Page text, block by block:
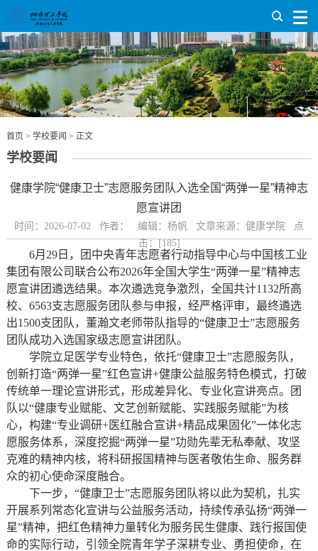
首页 >学校要闻 > 正文
学校要闻
​健康学院“健康卫士”志愿服务团队入选全国“两弹一星”精神志
愿宣讲团
时间：2026-07-02 作者： 编辑：杨帆 文章来源：健康学院 点
击：[185]
6月29日，团中央青年志愿者行动指导中心与中国核工业
集团有限公司联合公布2026年全国大学生“两弹一星”精神志
愿宣讲团遴选结果。本次遴选竞争激烈，全国共计1132所高
校、6563支志愿服务团队参与申报，经严格评审，最终遴选
出1500支团队，董瀚文老师带队指导的“健康卫士”志愿服务
团队成功入选国家级志愿宣讲团队。
学院立足医学专业特色，依托“健康卫士”志愿服务队，
创新打造“两弹一星”红色宣讲+健康公益服务特色模式，打破
传统单一理论宣讲形式，形成差异化、专业化宣讲亮点。团
队以“健康专业赋能、文艺创新赋能、实践服务赋能”为核
心，构建“专业调研+医红融合宣讲+精品成果固化”一体化志
愿服务体系，深度挖掘“两弹一星”功勋先辈无私奉献、攻坚
克难的精神内核，将科研报国精神与医者敬佑生命、服务群
众的初心使命深度融合。
下一步，“健康卫士”志愿服务团队将以此为契机，扎实
开展系列常态化宣讲与公益服务活动，持续传承弘扬“两弹一
星”精神，把红色精神力量转化为服务民生健康、践行报国使
命的实际行动，引领全院青年学子深耕专业、勇担使命，在